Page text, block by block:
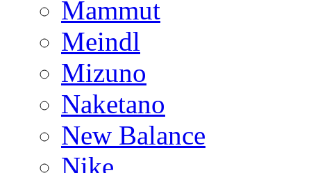
Mammut
Meindl
Mizuno
Naketano
New Balance
Nike